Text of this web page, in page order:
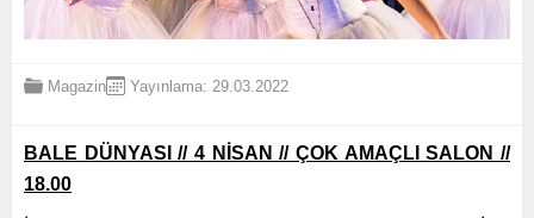
Magazin Yayınlama: 29.03.2022
BALE DÜNYASI // 4 NİSAN // ÇOK AMAÇLI SALON //
18.00